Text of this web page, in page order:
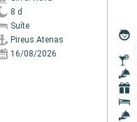
8 d
Suíte
Pireus Atenas
16/08/2026